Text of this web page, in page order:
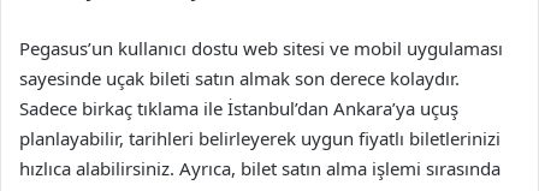
Pegasus’un kullanıcı dostu web sitesi ve mobil uygulaması
sayesinde uçak bileti satın almak son derece kolaydır.
Sadece birkaç tıklama ile İstanbul’dan Ankara’ya uçuş
planlayabilir, tarihleri belirleyerek uygun fiyatlı biletlerinizi
hızlıca alabilirsiniz. Ayrıca, bilet satın alma işlemi sırasında